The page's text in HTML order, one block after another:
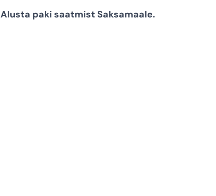
Alusta paki saatmist Saksamaale.